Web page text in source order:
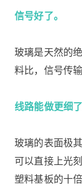
信号好了。
玻璃是天然的
料比，信号传
线路能做更细了
玻璃的表面极
可以直接上光
塑料基板的十倍